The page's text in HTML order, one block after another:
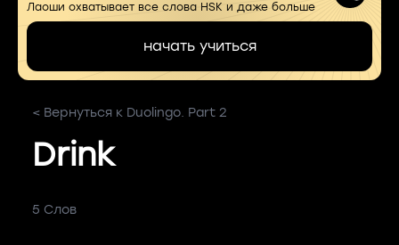
Лаоши охватывает все слова HSK и даже больше
начать учиться
< Вернуться к Duolingo. Part 2
Drink
5 Слов